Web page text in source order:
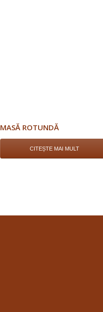
MASĂ ROTUNDĂ
CITEȘTE MAI MULT